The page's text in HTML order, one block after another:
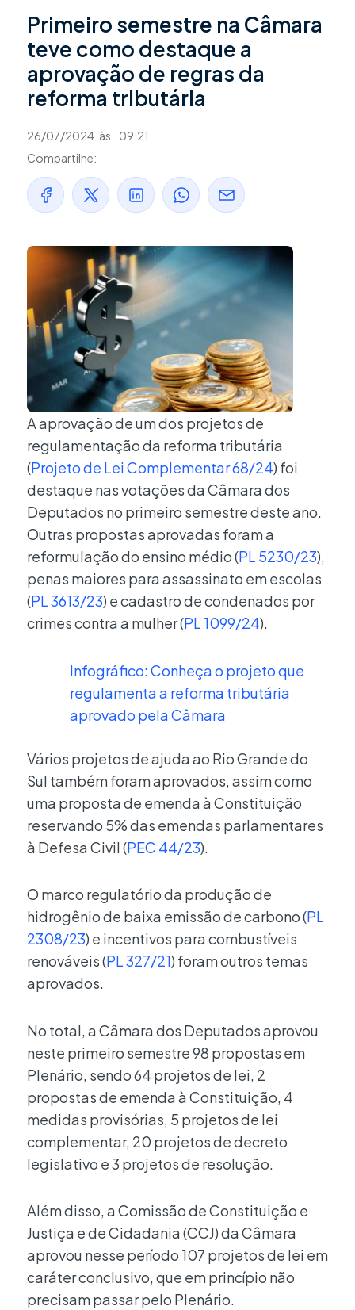
Primeiro semestre na Câmara
teve como destaque a
aprovação de regras da
reforma tributária
26/07/2024 às
09:21
Compartilhe:
A aprovação de um dos projetos de
regulamentação da reforma tributária
(Projeto de Lei Complementar 68/24) foi
destaque nas votações da Câmara dos
Deputados no primeiro semestre deste ano.
Outras propostas aprovadas foram a
reformulação do ensino médio (PL 5230/23),
penas maiores para assassinato em escolas
(PL 3613/23) e cadastro de condenados por
crimes contra a mulher (PL 1099/24).
Infográfico: Conheça o projeto que
regulamenta a reforma tributária
aprovado pela Câmara
Vários projetos de ajuda ao Rio Grande do
Sul também foram aprovados, assim como
uma proposta de emenda à Constituição
reservando 5% das emendas parlamentares
à Defesa Civil (PEC 44/23).
O marco regulatório da produção de
hidrogênio de baixa emissão de carbono (PL
2308/23) e incentivos para combustíveis
renováveis (PL 327/21) foram outros temas
aprovados.
No total, a Câmara dos Deputados aprovou
neste primeiro semestre 98 propostas em
Plenário, sendo 64 projetos de lei, 2
propostas de emenda à Constituição, 4
medidas provisórias, 5 projetos de lei
complementar, 20 projetos de decreto
legislativo e 3 projetos de resolução.
Além disso, a Comissão de Constituição e
Justiça e de Cidadania (CCJ) da Câmara
aprovou nesse período 107 projetos de lei em
caráter conclusivo, que em princípio não
precisam passar pelo Plenário.